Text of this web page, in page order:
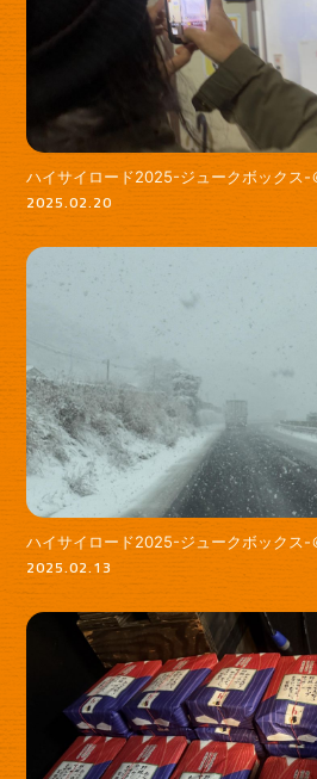
ハイサイロード2025-ジュークボックス-
2025.02.20
ハイサイロード2025-ジュークボックス-
2025.02.13